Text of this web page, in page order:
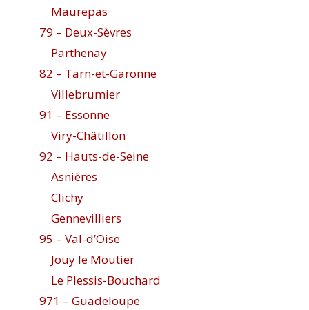
Maurepas
79 – Deux-Sèvres
Parthenay
82 – Tarn-et-Garonne
Villebrumier
91 – Essonne
Viry-Châtillon
92 – Hauts-de-Seine
Asnières
Clichy
Gennevilliers
95 – Val-d’Oise
Jouy le Moutier
Le Plessis-Bouchard
971 – Guadeloupe